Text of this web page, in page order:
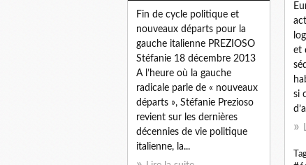
Fin de cycle politique et
nouveaux départs pour la
gauche italienne PREZIOSO
Stéfanie 18 décembre 2013
A l’heure où la gauche
radicale parle de « nouveaux
départs », Stéfanie Prezioso
revient sur les dernières
décennies de vie politique
italienne, la...
et
si